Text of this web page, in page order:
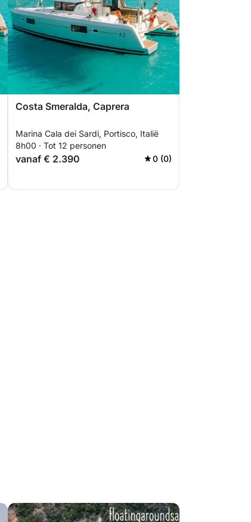
Costa Smeralda, Caprera
Marina Cala dei Sardi, Portisco, Italië
8h00 · Tot 12 personen
vanaf € 2.390 0 (0)